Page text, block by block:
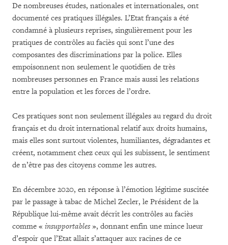
De nombreuses études, nationales et internationales, ont
documenté ces pratiques illégales. L’Etat français a été
condamné à plusieurs reprises, singulièrement pour les
pratiques de contrôles au faciès qui sont l’une des
composantes des discriminations par la police. Elles
empoisonnent non seulement le quotidien de très
nombreuses personnes en France mais aussi les relations
entre la population et les forces de l’ordre.
Ces pratiques sont non seulement illégales au regard du droit
français et du droit international relatif aux droits humains,
mais elles sont surtout violentes, humiliantes, dégradantes et
créent, notamment chez ceux qui les subissent, le sentiment
de n’être pas des citoyens comme les autres.
En décembre 2020, en réponse à l’émotion légitime suscitée
par le passage à tabac de Michel Zecler, le Président de la
République lui-même avait décrit les contrôles au faciès
comme « insupportables», donnant enfin une mince lueur
d’espoir que l’Etat allait s’attaquer aux racines de ce